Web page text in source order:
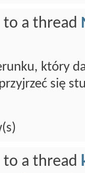
to a thread
który
się
to a thread